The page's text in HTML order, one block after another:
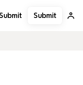
Submit